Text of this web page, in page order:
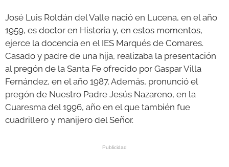
José Luis Roldán del Valle nació en Lucena, en el año
1959, es doctor en Historia y, en estos momentos,
ejerce la docencia en el IES Marqués de Comares.
Casado y padre de una hija, realizaba la presentación
al pregón de la Santa Fe ofrecido por Gaspar Villa
Fernández, en el año 1987. Además, pronunció el
pregón de Nuestro Padre Jesús Nazareno, en la
Cuaresma del 1996, año en el que también fue
cuadrillero y manijero del Señor.